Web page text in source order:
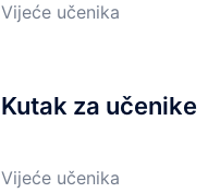
Vijeće učenika
Kutak za učenike
Vijeće učenika